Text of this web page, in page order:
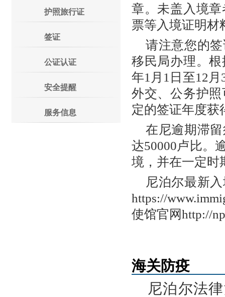
护照旅行证
签证
公证认证
安全提醒
服务信息
章。未盖入境
票等入境证明材
请注意您的
移民局办理。
年1月1日至12
外交、公务护
定的签证年度获
在尼逾期滞
达50000卢比。
境，并在一定时
尼泊尔最新
https://
使馆官网http://
海关防疫
尼泊尔法